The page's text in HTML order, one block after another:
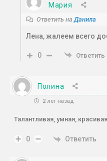
Мария
Ответить наДанила
Лена, жалеем всего
0 Ответить
Полина
2 лет назад
Талантливая, умная,
0 Ответить